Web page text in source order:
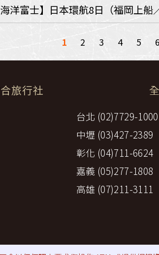
海洋富士】日本環航8日（福岡上船
1 2 3 4 5 6
旅行社
台北 (02)7729-1000
中壢 (03)427-2389
彰化 (04)711-6624
嘉義 (05)277-1808
高雄 (07)211-3111